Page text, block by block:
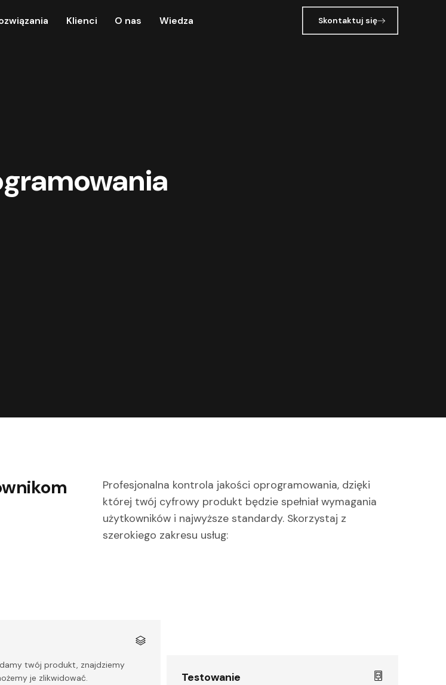
Klienci O nas Wiedza Skontaktuj się
Profesjonalna kontrola jakości oprogramowania, dzięki
której twój cyfrowy produkt będzie spełniał wymagania
użytkowników i najwyższe standardy. Skorzystaj z
szerokiego zakresu usług:
twój produkt, znajdziemy
je zlikwidować.
Testowanie